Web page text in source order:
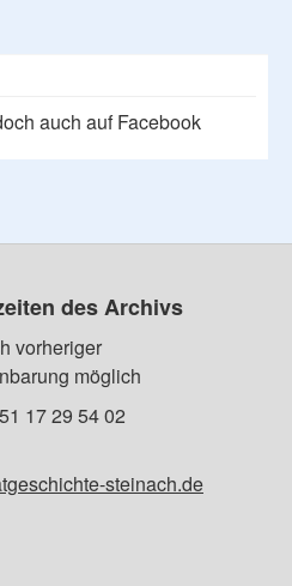
auch auf Facebook
des Archivs
vorheriger
möglich
17 29 54 02
steinach.de